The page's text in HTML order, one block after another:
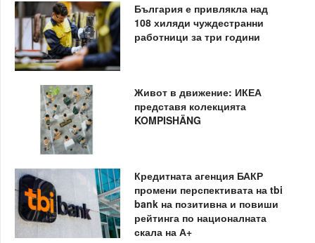
България е привлякла над
108 хиляди чуждестранни
работници за три години
Живот в движение: ИКЕА
представя колекцията
KOMPISHÄNG
Кредитната агенция БАКР
промени перспективата на tbi
bank на позитивна и повиши
рейтинга по националната
скала на А+